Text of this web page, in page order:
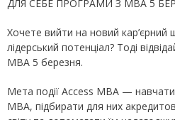
ДЛЯ СЕБЕ ПРОГРАМИ З MBA 5
Хочете вийти на новий кар’єрний
лідерський потенціал? Тоді
MBA 5 березня.
Мета події Access MBA — навчати
MBA, підбирати для них